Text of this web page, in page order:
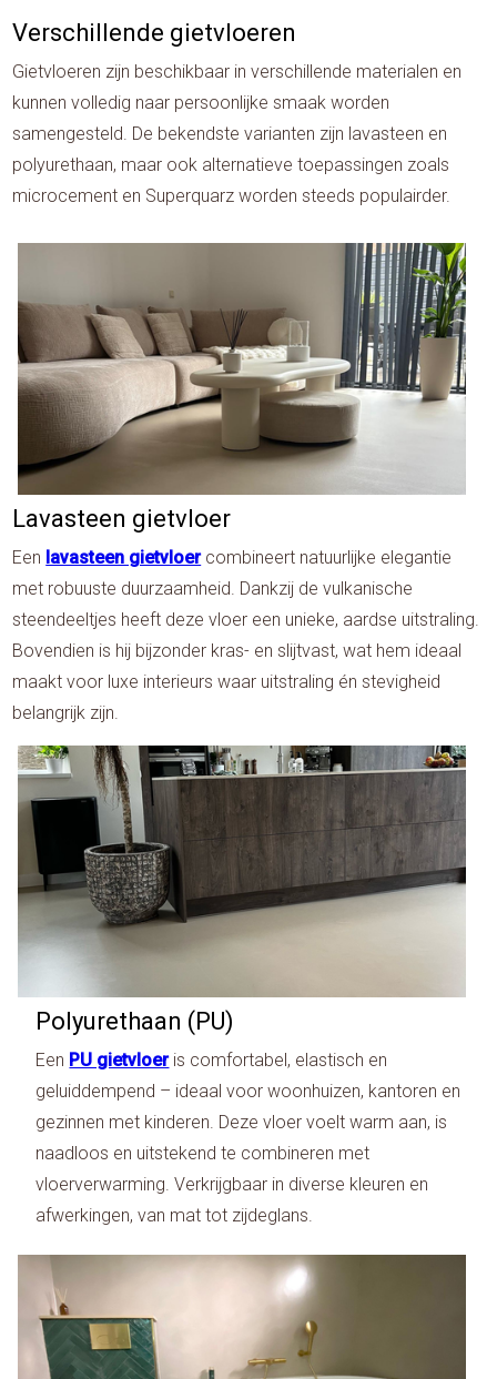
Verschillende gietvloeren
Gietvloeren zijn beschikbaar in verschillende materialen en
kunnen volledig naar persoonlijke smaak worden
samengesteld. De bekendste varianten zijn lavasteen en
polyurethaan, maar ook alternatieve toepassingen zoals
microcement en Superquarz worden steeds populairder.
Lavasteen gietvloer
Een lavasteen gietvloercombineert natuurlijke elegantie
met robuuste duurzaamheid. Dankzij de vulkanische
steendeeltjes heeft deze vloer een unieke, aardse uitstraling.
Bovendien is hij bijzonder kras- en slijtvast, wat hem ideaal
maakt voor luxe interieurs waar uitstraling én stevigheid
belangrijk zijn.
Polyurethaan (PU)
Een PU gietvloeris comfortabel, elastisch en
geluiddempend – ideaal voor woonhuizen, kantoren en
gezinnen met kinderen. Deze vloer voelt warm aan, is
naadloos en uitstekend te combineren met
vloerverwarming. Verkrijgbaar in diverse kleuren en
afwerkingen, van mat tot zijdeglans.